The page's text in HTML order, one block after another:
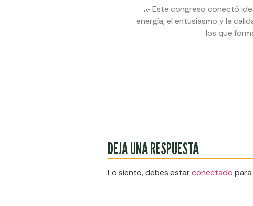
🤝 Este congreso conectó
energía, el entusiasmo y la
los que
DEJA UNA RESPUESTA
Lo siento, debes estarconectado